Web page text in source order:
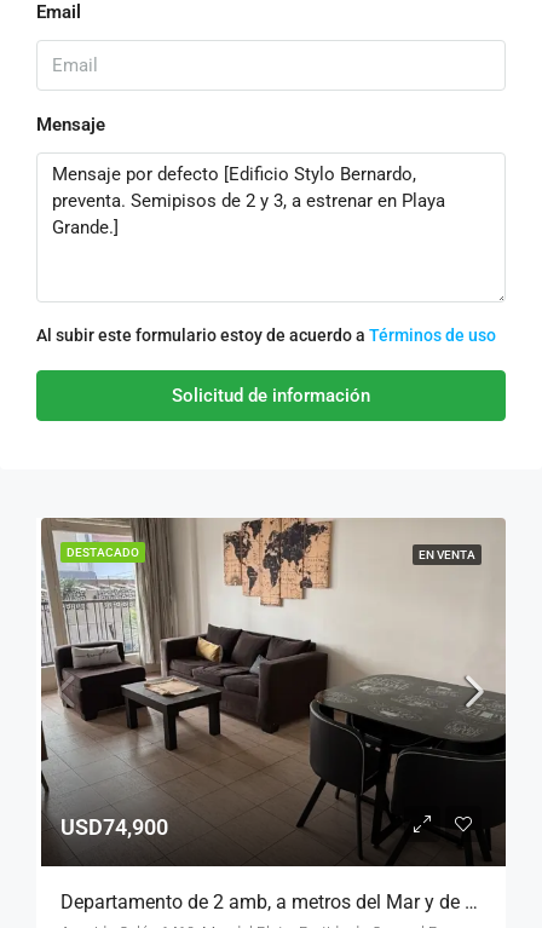
Email
Mensaje
Al subir este formulario estoy de acuerdo a Términos de uso
Solicitud de información
DESTACADO EN VENTA
USD74,900
Departamento de 2 amb, a metros del Mar y de la calle Güemes.